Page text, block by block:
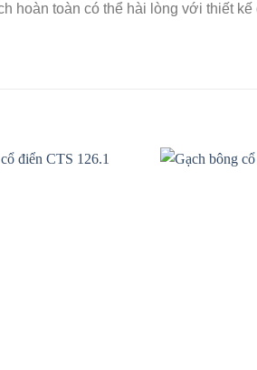
hoàn toàn có thể hài lòng với thiết